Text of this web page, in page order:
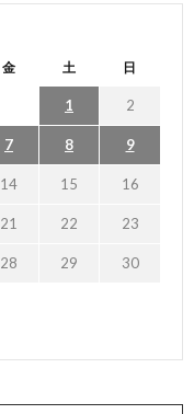
金 土 日
1 2
7 8 9
14 15 16
21 22 23
28 29 30